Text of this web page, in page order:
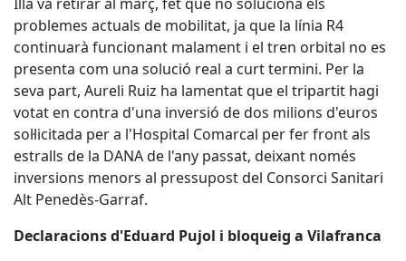
problemes actuals de mobilitat, ja que la línia R4
continuarà funcionant malament i el tren orbital no es
presenta com una solució real a curt termini. Per la
seva part, Aureli Ruiz ha lamentat que el tripartit hagi
votat en contra d'una inversió de dos milions d'euros
sol·licitada per a l'Hospital Comarcal per fer front als
estralls de la DANA de l'any passat, deixant només
inversions menors al pressupost del Consorci Sanitari
Alt Penedès-Garraf.
Declaracions d'Eduard Pujol i bloqueig a Vilafranca